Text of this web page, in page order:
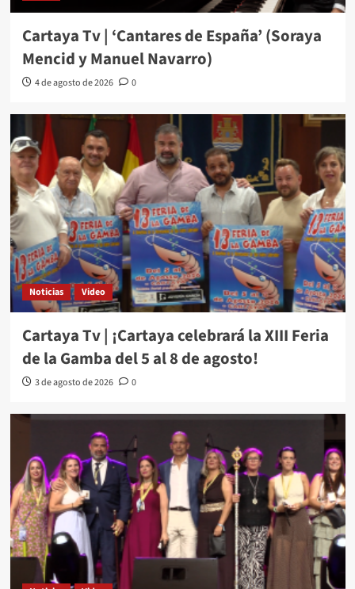
Cartaya Tv | ‘Cantares de España’ (Soraya
Mencid y Manuel Navarro)
4 de agosto de 2026 0
Noticias Video
Cartaya Tv | ¡Cartaya celebrará la XIII Feria
de la Gamba del 5 al 8 de agosto!
3 de agosto de 2026 0